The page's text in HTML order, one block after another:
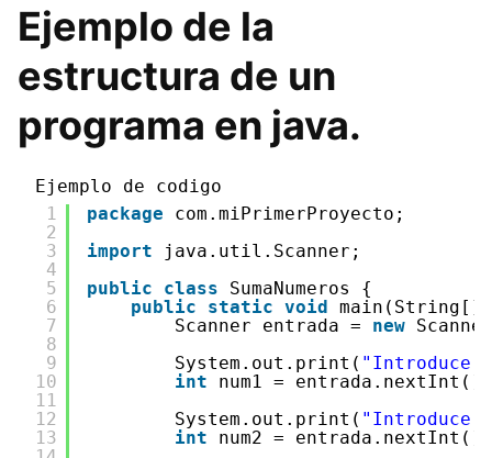
Ejemplo de la
estructura de un
programa en java.
Ejemplo de codigo
1
2
3
4
5
6
7
8
9
10
11
12
13
package
com.miPrimerProyecto;
import
java.util.Scanner;
public
class
SumaNumeros {
public
static void
Scanner entrada = new
System.out.print( "Introduce
int
num1 = entrada.nextInt();
System.out.print( "Introduce
int
num2 = entrada.nextInt();